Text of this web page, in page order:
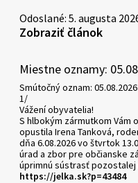
Odoslané: 5. augusta
Zobraziť článok
Miestne oznamy:
Smútočný oznam: 05.08.2026
1/
Vážení obyvatelia!
S hlbokým zármutkom Vám
opustila Irena Tanková,
dňa 6.08.2026 vo štvrtok
úrad a zbor pre občianske
úprimnú sústrasť pozostalej
https://jelka.sk?p=43484